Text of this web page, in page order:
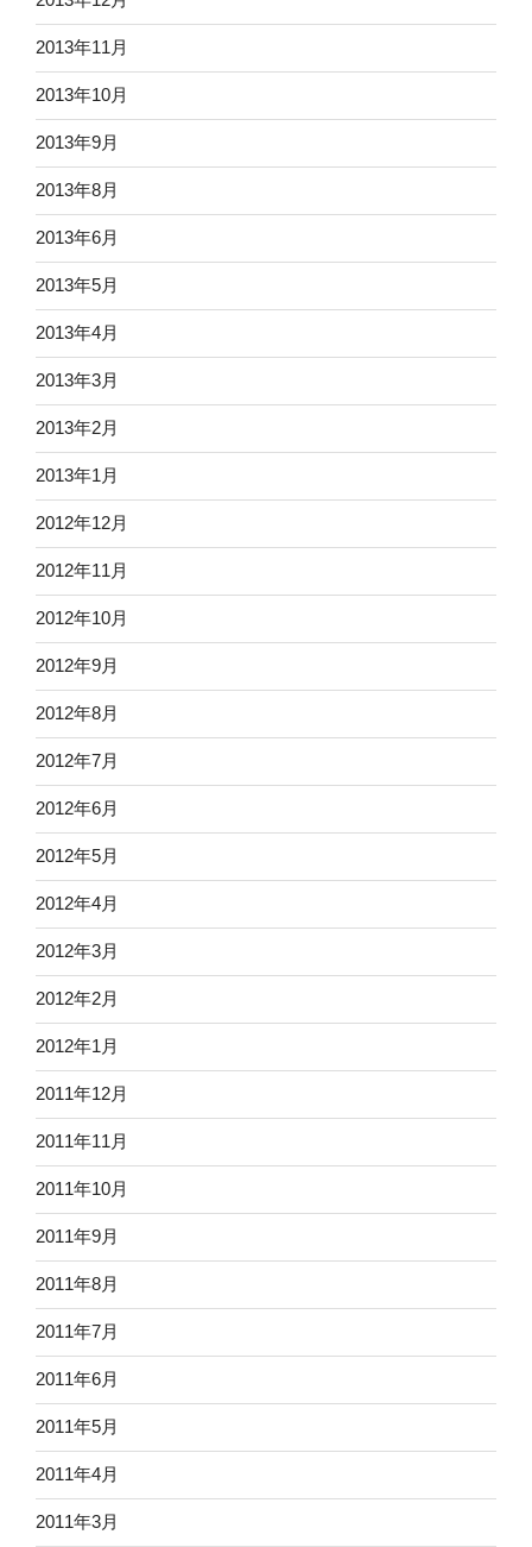
2013年11月
2013年10月
2013年9月
2013年8月
2013年6月
2013年5月
2013年4月
2013年3月
2013年2月
2013年1月
2012年12月
2012年11月
2012年10月
2012年9月
2012年8月
2012年7月
2012年6月
2012年5月
2012年4月
2012年3月
2012年2月
2012年1月
2011年12月
2011年11月
2011年10月
2011年9月
2011年8月
2011年7月
2011年6月
2011年5月
2011年4月
2011年3月